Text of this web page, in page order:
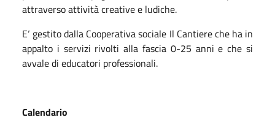
attraverso attività creative e ludiche.
E‘ gestito dalla Cooperativa sociale Il Cantiere che ha in
appalto i servizi rivolti alla fascia 0-25 anni e che si
avvale di educatori professionali.
Calendario